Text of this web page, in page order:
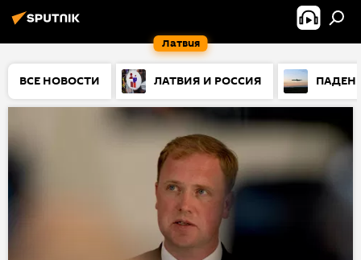
Латвия
ВСЕ НОВОСТИ ЛАТВИЯ И РОССИЯ